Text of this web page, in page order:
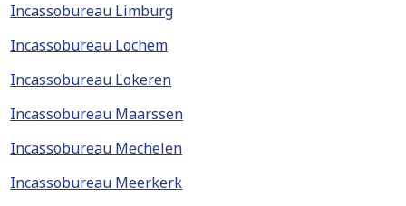
Incassobureau Limburg
Incassobureau Lochem
Incassobureau Lokeren
Incassobureau Maarssen
Incassobureau Mechelen
Incassobureau Meerkerk